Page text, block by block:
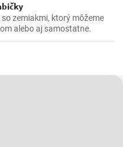
zemiakmi, ktorý môžeme
alebo aj samostatne.